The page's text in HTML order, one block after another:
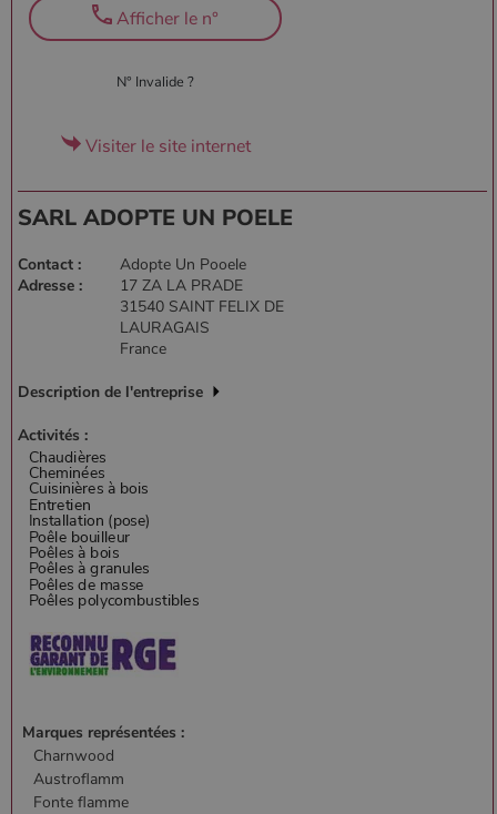
N° Invalide ?
Afficher le n°
Visiter le site internet
SARL ADOPTE UN POELE
Contact :
Adopte Un Pooele
Adresse :
17 ZA LA PRADE
31540 SAINT FELIX DE
LAURAGAIS
France
Description de l'entreprise
Activités :
Marques représentées :
Charnwood
Austroflamm
Fonte flamme